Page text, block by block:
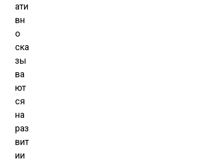
ати
вн
о
ска
зы
ва
ют
ся
на
раз
вит
ии